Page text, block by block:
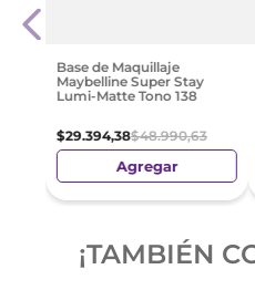
Base de Maquillaje
Maybelline Super Stay
Lumi-Matte Tono 138
$29.394,38$48.990,63
Agregar
¡TAMBIÉN